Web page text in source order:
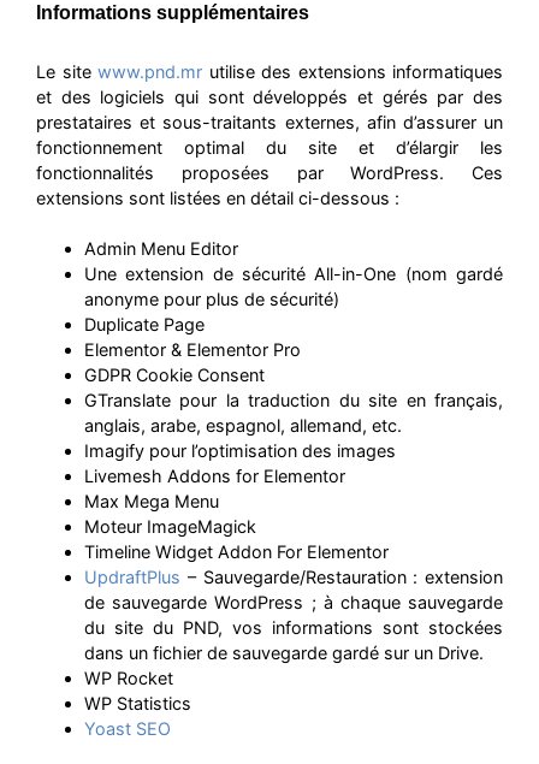
Informations supplémentaires
Le site www.pnd.mr utilise des extensions informatiques
et des logiciels qui sont développés et gérés par des
prestataires et sous-traitants externes, afin d’assurer un
fonctionnement optimal du site et d’élargir les
fonctionnalités proposées par WordPress. Ces
extensions sont listées en détail ci-dessous :
Admin Menu Editor
Une extension de sécurité All-in-One (nom gardé
anonyme pour plus de sécurité)
Duplicate Page
Elementor & Elementor Pro
GDPR Cookie Consent
GTranslate pour la traduction du site en français,
anglais, arabe, espagnol, allemand, etc.
Imagify pour l’optimisation des images
Livemesh Addons for Elementor
Max Mega Menu
Moteur ImageMagick
Timeline Widget Addon For Elementor
UpdraftPlus – Sauvegarde/Restauration : extension
de sauvegarde WordPress ; à chaque sauvegarde
du site du PND, vos informations sont stockées
dans un fichier de sauvegarde gardé sur un Drive.
WP Rocket
WP Statistics
Yoast SEO